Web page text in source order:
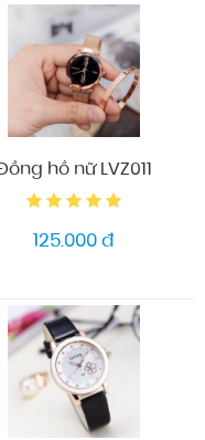
hồ nữ LVZ011
125.000 đ